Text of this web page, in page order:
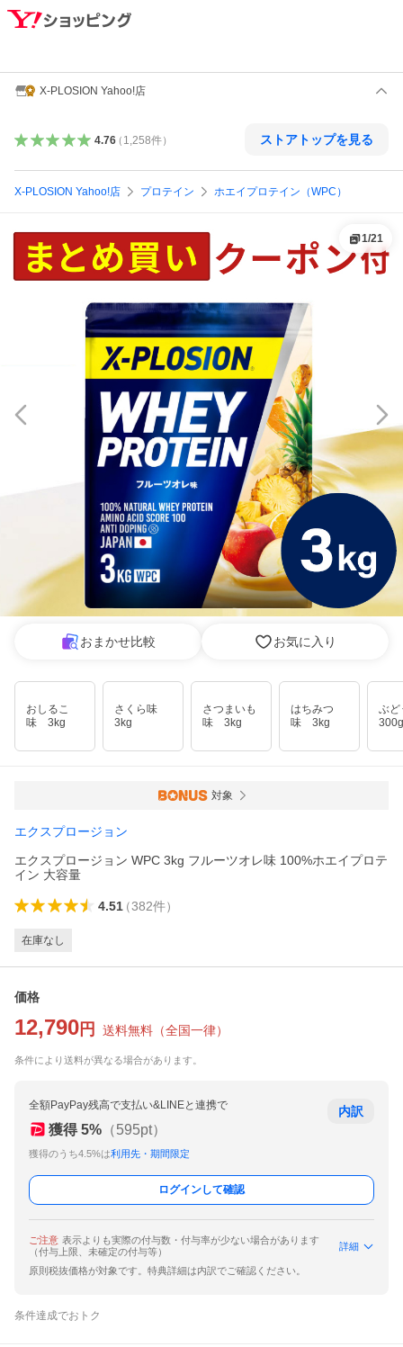
X-PLOSION Yahoo!店
4.76（ 1,258件） ストアトップを見る
X-PLOSION Yahoo!店 プロテイン ホエイプロテイン（WPC）
1/21
おまかせ比較 お気に入り
おしるこ
味 3kg
さくら味
3kg
さつまいも
味 3kg
はちみつ
味 3kg
ぶ
300g
対象
エクスプロージョン
エクスプロージョン WPC 3kg フルーツオレ味 100%ホエイプロテ
イン 大容量
4.51（382件）
在庫なし
価格
12,790 円 送料無料 （全国一律）
条件により送料が異なる場合があります。
全額PayPay残高で支払い&LINEと連携で
獲得 5% （595pt）
獲得のうち4.5%は利用先・期間限定
内訳
ログインして確認
ご注意 表示よりも実際の付与数・付与率が少ない場合があります
（付与上限、未確定の付与等）
詳細
原則税抜価格が対象です。特典詳細は内訳でご確認ください。
条件達成でおトク